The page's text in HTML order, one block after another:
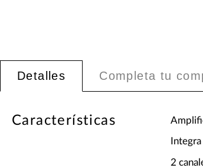
Detalles Completa tu
Características
2